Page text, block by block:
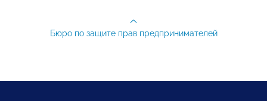
Бюро по защите прав предпринимателей